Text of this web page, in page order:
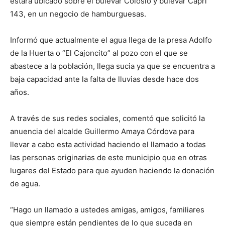
143, en un negocio de hamburguesas.
Informó que actualmente el agua llega de la presa Adolfo
de la Huerta o “El Cajoncito” al pozo con el que se
abastece a la población, llega sucia ya que se encuentra a
baja capacidad ante la falta de lluvias desde hace dos
años.
A través de sus redes sociales, comentó que solicitó la
anuencia del alcalde Guillermo Amaya Córdova para
llevar a cabo esta actividad haciendo el llamado a todas
las personas originarias de este municipio que en otras
lugares del Estado para que ayuden haciendo la donación
de agua.
“Hago un llamado a ustedes amigas, amigos, familiares
que siempre están pendientes de lo que suceda en